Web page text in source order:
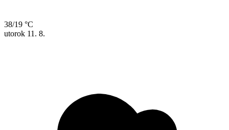
38/19 °C
utorok 11. 8.